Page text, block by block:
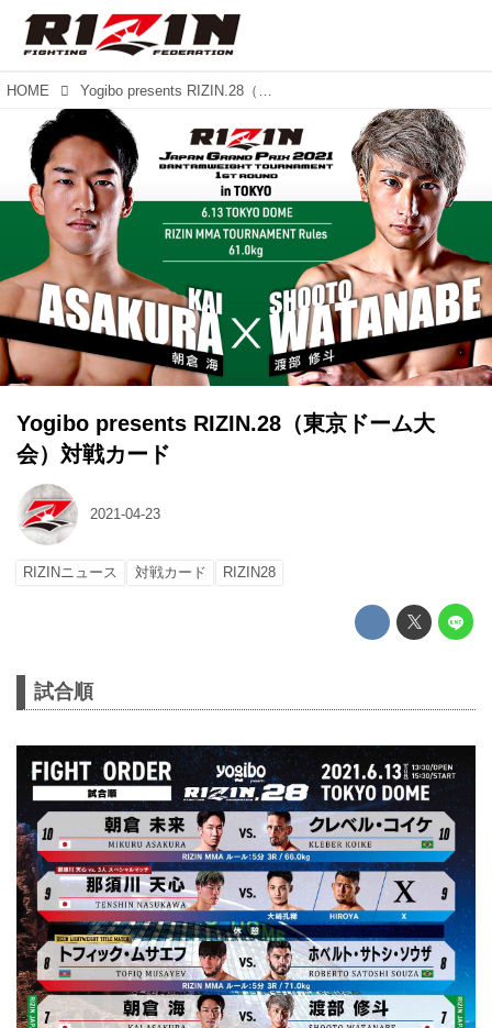
HOME Yogibo presents RIZIN.28（東京ドーム大会）対戦カード
Yogibo presents RIZIN.28（東京ドーム大
会）対戦カード
2021-04-23
RIZINニュース 対戦カード RIZIN28
試合順